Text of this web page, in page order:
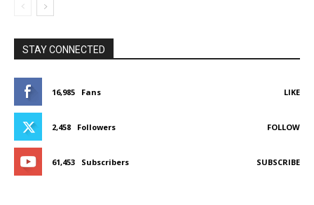
STAY CONNECTED
16,985 Fans LIKE
2,458 Followers FOLLOW
61,453 Subscribers SUBSCRIBE